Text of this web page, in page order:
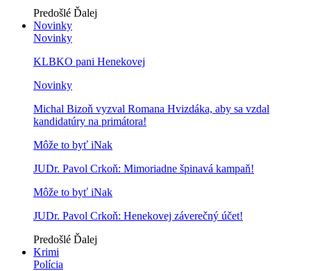
Predošlé Ďalej
Novinky
Novinky
KLBKO pani Henekovej
Novinky
Michal Bizoň vyzval Romana Hvizdáka, aby sa vzdal
kandidatúry na primátora!
Môže to byť iNak
JUDr. Pavol Crkoň: Mimoriadne špinavá kampaň!
Môže to byť iNak
JUDr. Pavol Crkoň: Henekovej záverečný účet!
Predošlé Ďalej
Krimi
Polícia